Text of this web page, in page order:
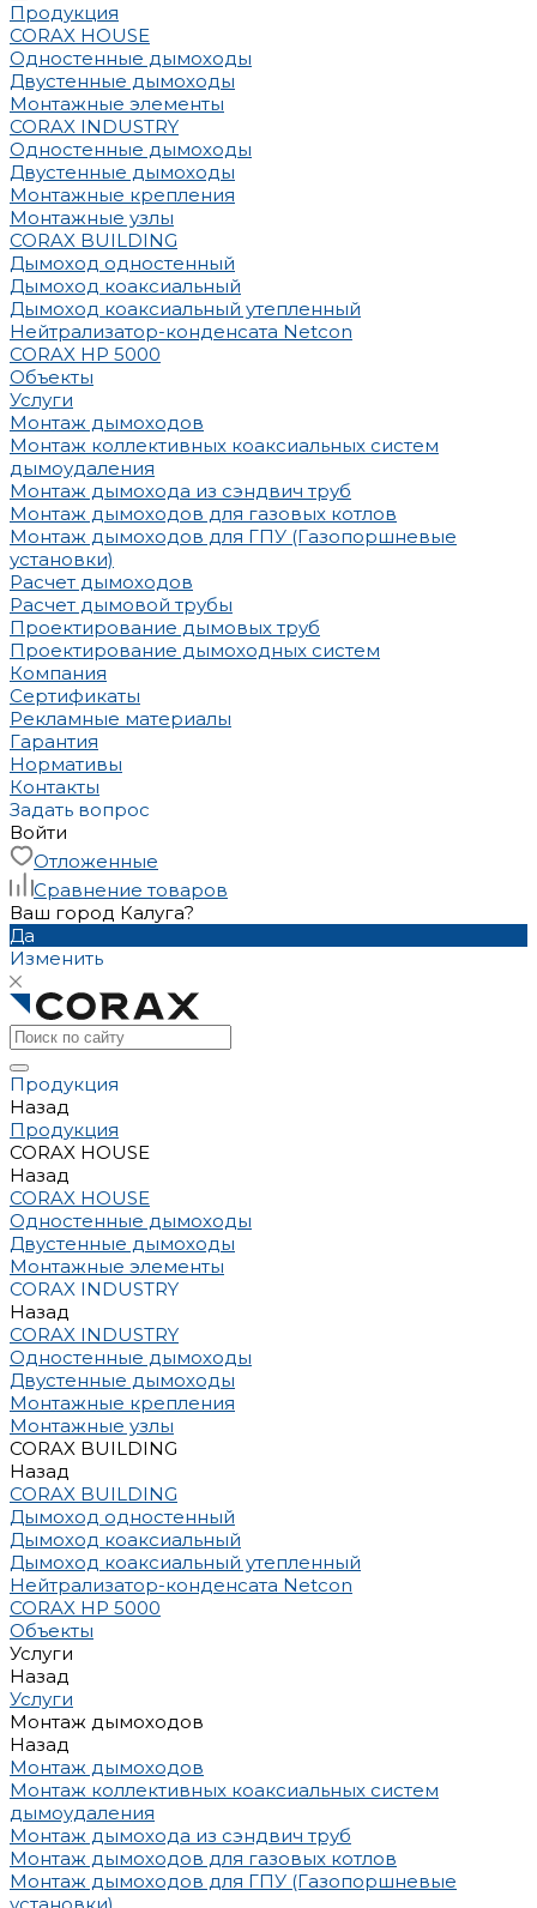
Продукция
CORAX HOUSE
Одностенные дымоходы
Двустенные дымоходы
Монтажные элементы
CORAX INDUSTRY
Одностенные дымоходы
Двустенные дымоходы
Монтажные крепления
Монтажные узлы
CORAX BUILDING
Дымоход одностенный
Дымоход коаксиальный
Дымоход коаксиальный утепленный
Нейтрализатор-конденсата Netcon
CORAX HP 5000
Объекты
Услуги
Монтаж дымоходов
Монтаж коллективных коаксиальных систем
дымоудаления
Монтаж дымохода из сэндвич труб
Монтаж дымоходов для газовых котлов
Монтаж дымоходов для ГПУ (Газопоршневые
установки)
Расчет дымоходов
Расчет дымовой трубы
Проектирование дымовых труб
Проектирование дымоходных систем
Компания
Сертификаты
Рекламные материалы
Гарантия
Нормативы
Контакты
Задать вопрос
Войти
Отложенные
Сравнение товаров
Ваш город Калуга?
Да
Изменить
Продукция
Назад
Продукция
CORAX HOUSE
Назад
CORAX HOUSE
Одностенные дымоходы
Двустенные дымоходы
Монтажные элементы
CORAX INDUSTRY
Назад
CORAX INDUSTRY
Одностенные дымоходы
Двустенные дымоходы
Монтажные крепления
Монтажные узлы
CORAX BUILDING
Назад
CORAX BUILDING
Дымоход одностенный
Дымоход коаксиальный
Дымоход коаксиальный утепленный
Нейтрализатор-конденсата Netcon
CORAX HP 5000
Объекты
Услуги
Назад
Услуги
Монтаж дымоходов
Назад
Монтаж дымоходов
Монтаж коллективных коаксиальных систем
дымоудаления
Монтаж дымохода из сэндвич труб
Монтаж дымоходов для газовых котлов
Монтаж дымоходов для ГПУ (Газопоршневые